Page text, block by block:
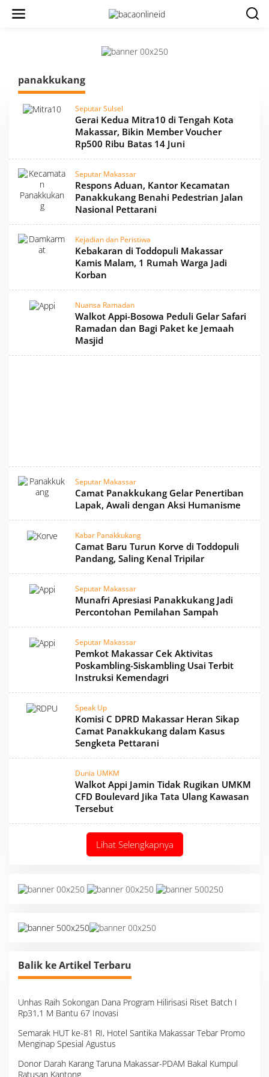
panakkukang
Seputar Sulsel
Gerai Kedua Mitra10 di Tengah Kota
Makassar, Bikin Member Voucher
Rp500 Ribu Batas 14 Juni
Seputar Makassar
Respons Aduan, Kantor Kecamatan
Panakkukang Benahi Pedestrian Jalan
Nasional Pettarani
Kejadian dan Peristiwa
Kebakaran di Toddopuli Makassar
Kamis Malam, 1 Rumah Warga Jadi
Korban
Nuansa Ramadan
Walkot Appi-Bosowa Peduli Gelar Safari
Ramadan dan Bagi Paket ke Jemaah
Masjid
Seputar Makassar
Camat Panakkukang Gelar Penertiban
Lapak, Awali dengan Aksi Humanisme
Kabar Panakkukang
Camat Baru Turun Korve di Toddopuli
Pandang, Saling Kenal Tripilar
Seputar Makassar
Munafri Apresiasi Panakkukang Jadi
Percontohan Pemilahan Sampah
Seputar Makassar
Pemkot Makassar Cek Aktivitas
Poskambling-Siskambling Usai Terbit
Instruksi Kemendagri
Speak Up
Komisi C DPRD Makassar Heran Sikap
Camat Panakkukang dalam Kasus
Sengketa Pettarani
Dunia UMKM
Walkot Appi Jamin Tidak Rugikan UMKM
CFD Boulevard Jika Tata Ulang Kawasan
Tersebut
Lihat Selengkapnya
Balik ke Artikel Terbaru
Unhas Raih Sokongan Dana Program Hilirisasi Riset Batch I
Rp31,1 M Bantu 67 Inovasi
Semarak HUT ke-81 RI, Hotel Santika Makassar Tebar Promo
Menginap Spesial Agustus
Donor Darah Karang Taruna Makassar-PDAM Bakal Kumpul
Ratusan Kantong